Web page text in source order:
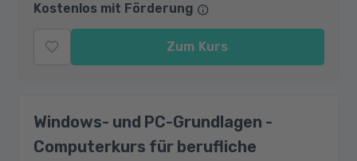
Kostenlos mit Förderung
Zum Kurs
Windows- und PC-Grundlagen -
Computerkurs für berufliche